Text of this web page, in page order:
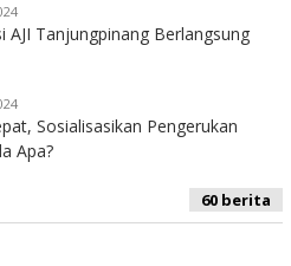
Tanjungpinang Berlangsung
Sosialisasikan Pengerukan
Apa?
60 berita